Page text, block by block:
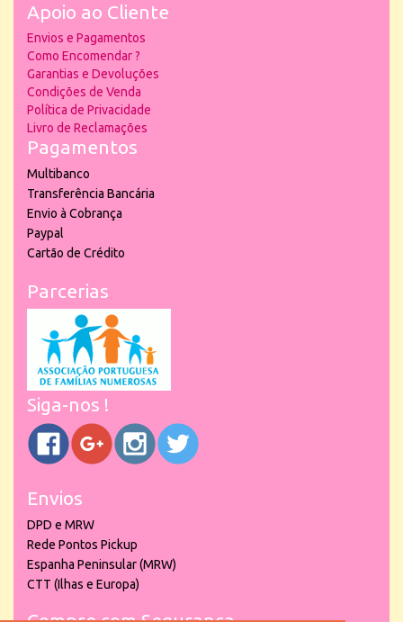
Apoio ao Cliente
Envios e Pagamentos
Como Encomendar ?
Garantias e Devoluções
Condições de Venda
Política de Privacidade
Livro de Reclamações
Pagamentos
Multibanco
Transferência Bancária
Envio à Cobrança
Paypal
Cartão de Crédito
Parcerias
Siga-nos !
Envios
DPD e MRW
Rede Pontos Pickup
Espanha Peninsular (MRW)
CTT (Ilhas e Europa)